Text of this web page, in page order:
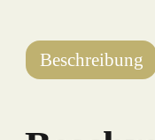
Beschreibung